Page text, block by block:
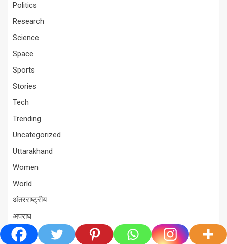
Politics
Research
Science
Space
Sports
Stories
Tech
Trending
Uncategorized
Uttarakhand
Women
World
अंतरराष्ट्रीय
अपराध
अल्मोड़ा